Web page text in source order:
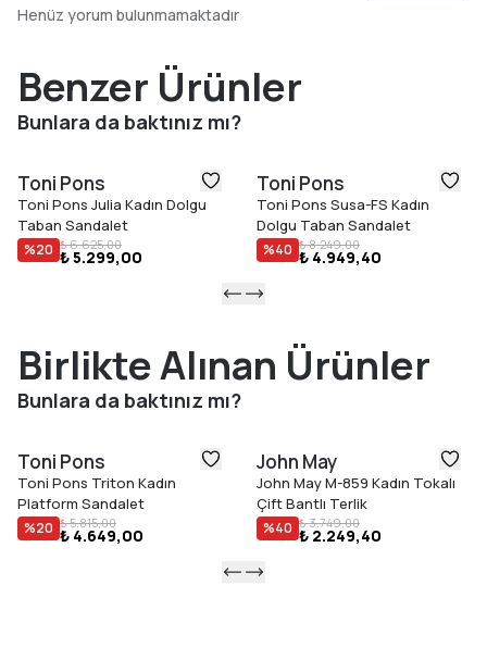
Henüz yorum bulunmamaktadır
Benzer Ürünler
Bunlara da baktınız mı?
Toni Pons
Toni Pons Julia Kadın Dolgu
Taban Sandalet
%20 ₺ 6.625,00
₺ 5.299,00
Toni Pons
Toni Pons Susa-FS Kadın
Dolgu Taban Sandalet
%40 ₺ 8.249,00
₺ 4.949,40
Birlikte Alınan Ürünler
Bunlara da baktınız mı?
Toni Pons
Toni Pons Triton Kadın
Platform Sandalet
%20 ₺ 5.815,00
₺ 4.649,00
John May
John May M-859 Kadın Tokalı
Çift Bantlı Terlik
%40 ₺ 3.749,00
₺ 2.249,40